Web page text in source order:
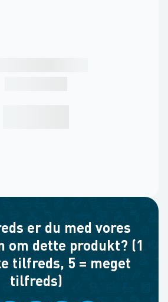
er du med vores
om dette produkt? (1
tilfreds, 5 = meget
tilfreds)